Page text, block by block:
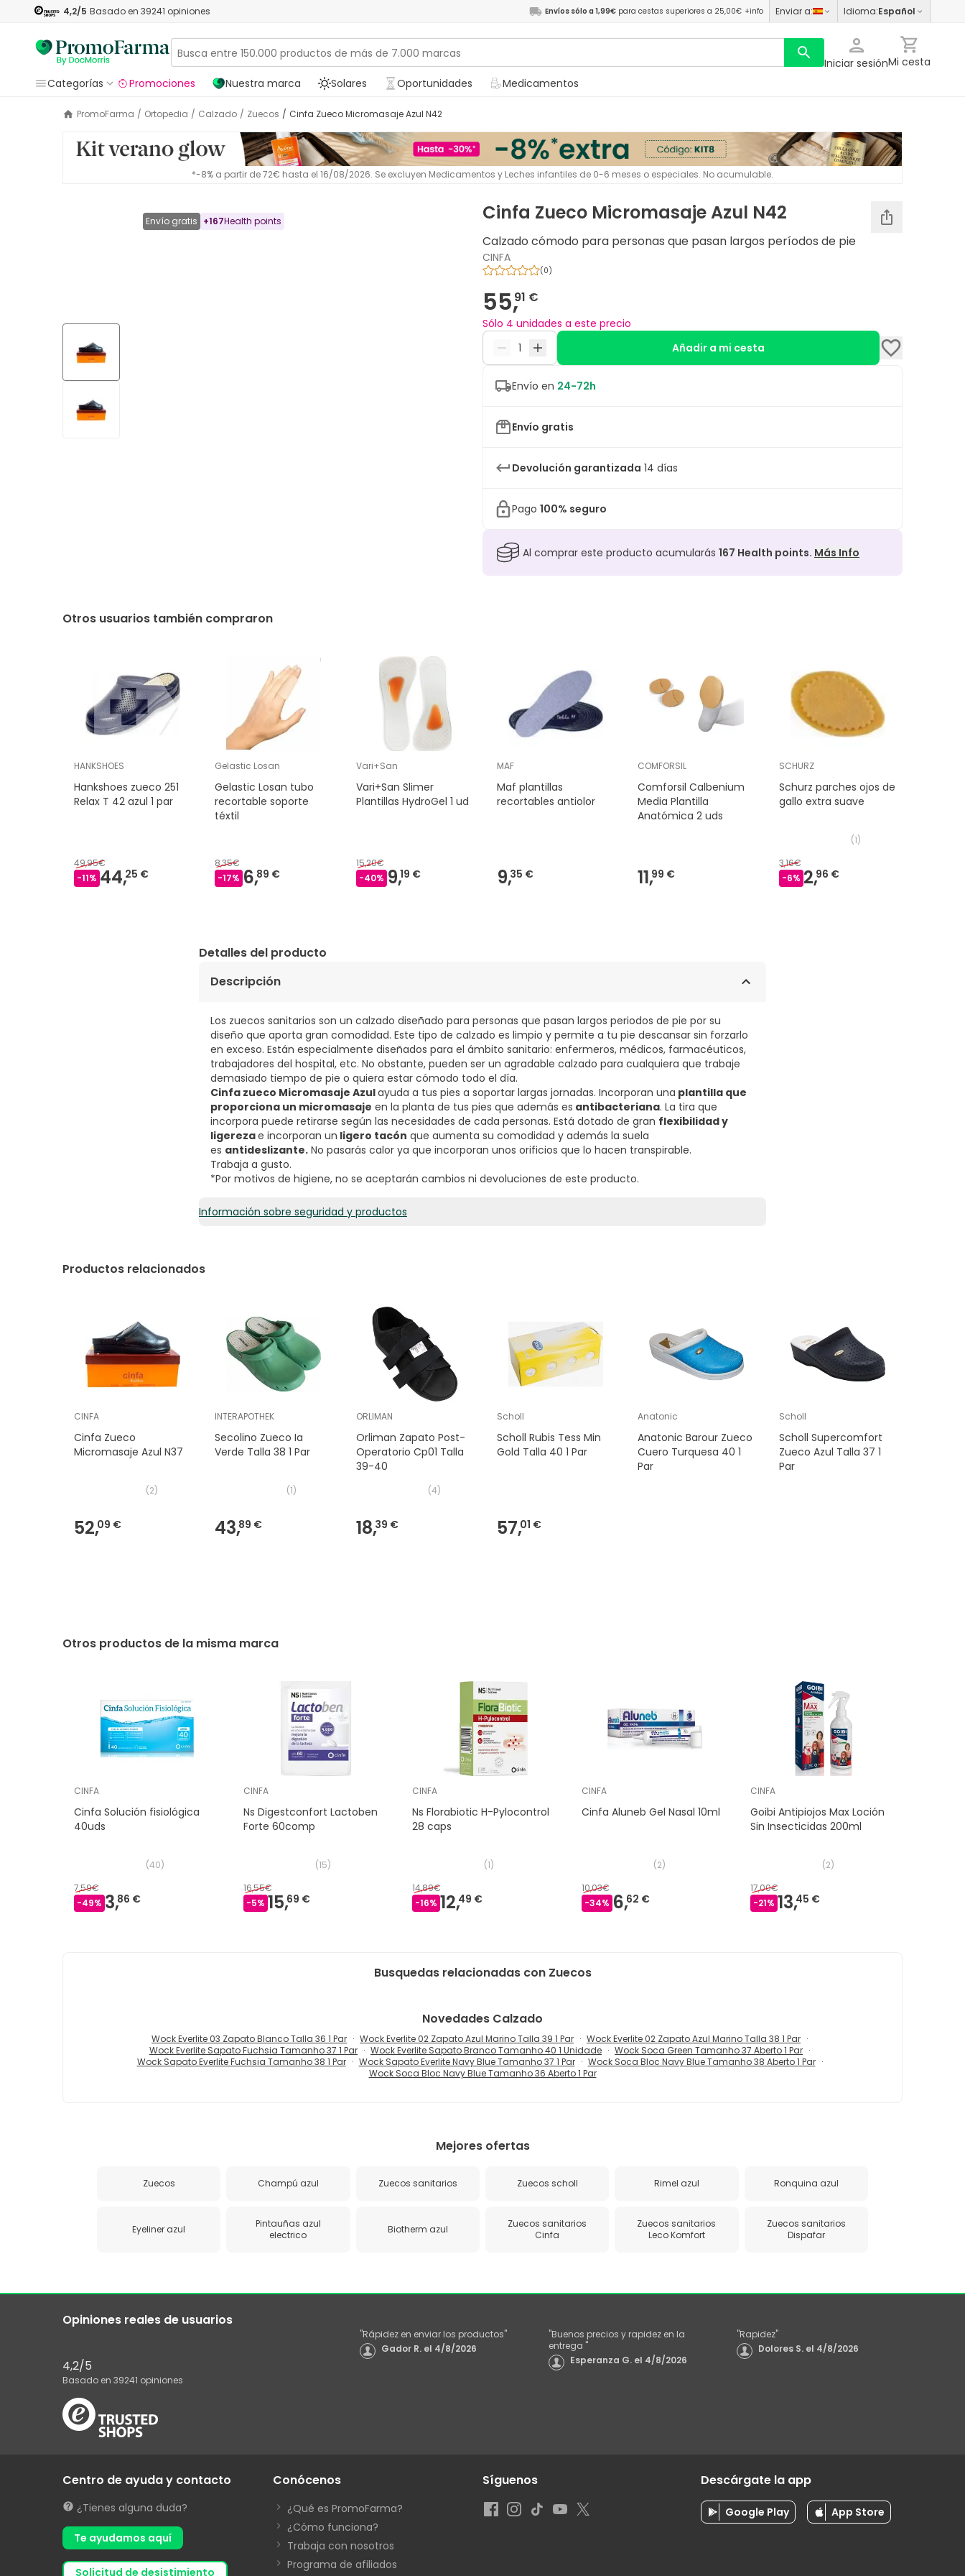
4,2/5 Basado en 39241 opiniones Envíos sólo a 1,99€ para cestas superiores a 25,00€ +info Enviar a: Idioma:Español
Iniciar sesiónMi cesta
Categorías
Promociones Nuestra marca Solares Oportunidades Medicamentos
PromoFarma / Ortopedia / Calzado / Zuecos / Cinfa Zueco Micromasaje Azul N42
*-8% a partir de 72€ hasta el 16/08/2026. Se excluyen Medicamentos y Leches infantiles de 0-6 meses o especiales. No acumulable.
Envío gratis +167Health points Cinfa Zueco Micromasaje Azul N42
Calzado cómodo para personas que pasan largos períodos de pie
CINFA
(0)
55,91 €
Sólo 4 unidades a este precio
Añadir a mi cesta
Envío en 24-72h
Envío gratis
Devolución garantizada 14 días
Pago 100% seguro
Al comprar este producto acumularás 167 Health points. Más Info
Otros usuarios también compraron
HANKSHOES
Hankshoes zueco 251
Relax T 42 azul 1 par
49,95€
-11% 44,25 €
Gelastic Losan
Gelastic Losan tubo
recortable soporte
téxtil
8,35€
-17% 6,89 €
Vari+San
Vari+San Slimer
Plantillas HydroGel 1 ud
15,20€
-40% 9,19 €
MAF
Maf plantillas
recortables antiolor
9,35 €
COMFORSIL
Comforsil Calbenium
Media Plantilla
Anatómica 2 uds
11,99 €
SCHURZ
Schurz parches ojos de
gallo extra suave
(1)
3,16€
-6% 2,96 €
Detalles del producto
Descripción
Los zuecos sanitarios son un calzado diseñado para personas que pasan largos periodos de pie por su
diseño que aporta gran comodidad. Este tipo de calzado es limpio y permite a tu pie descansar sin forzarlo
en exceso. Están especialmente diseñados para el ámbito sanitario: enfermeros, médicos, farmacéuticos,
trabajadores del hospital, etc. No obstante, pueden ser un agradable calzado para cualquiera que trabaje
demasiado tiempo de pie o quiera estar cómodo todo el día.
Cinfa zueco Micromasaje Azulayuda a tus pies a soportar largas jornadas. Incorporan una plantilla que
proporciona un micromasaje en la planta de tus pies que además es antibacteriana. La tira que
incorpora puede retirarse según las necesidades de cada personas. Está dotado de gran flexibilidad y
ligerezae incorporan un ligero tacón que aumenta su comodidad y además la suela
es antideslizante. No pasarás calor ya que incorporan unos orificios que lo hacen transpirable.
Trabaja a gusto.
*Por motivos de higiene, no se aceptarán cambios ni devoluciones de este producto.
Información sobre seguridad y productos
Productos relacionados
CINFA
Cinfa Zueco
Micromasaje Azul N37
(2)
52,09 €
INTERAPOTHEK
Secolino Zueco Ia
Verde Talla 38 1 Par
(1)
43,89 €
ORLIMAN
Orliman Zapato Post-
Operatorio Cp01 Talla
39-40
(4)
18,39 €
Scholl
Scholl Rubis Tess Min
Gold Talla 40 1 Par
57,01 €
Anatonic
Anatonic Barour Zueco
Cuero Turquesa 40 1
Par
Scholl
Scholl Supercomfort
Zueco Azul Talla 37 1
Par
Otros productos de la misma marca
CINFA
Cinfa Solución fisiológica
40uds
(40)
7,59€
-49% 3,86 €
CINFA
Ns Digestconfort Lactoben
Forte 60comp
(15)
16,55€
-5% 15,69 €
CINFA
Ns Florabiotic H-Pylocontrol
28 caps
(1)
14,89€
-16% 12,49 €
CINFA
Cinfa Aluneb Gel Nasal 10ml
(2)
10,03€
-34% 6,62 €
CINFA
Goibi Antipiojos Max Loción
Sin Insecticidas 200ml
(2)
17,00€
-21% 13,45 €
Busquedas relacionadas con Zuecos
Novedades Calzado
Wock Everlite 03 Zapato Blanco Talla 36 1 Par Wock Everlite 02 Zapato Azul Marino Talla 39 1 Par
Wock Everlite 02 Zapato Azul Marino Talla 38 1 Par
Wock Everlite Sapato Fuchsia Tamanho 37 1 Par
Wock Everlite Sapato Branco Tamanho 40 1 Unidade
Wock Soca Green Tamanho 37 Aberto 1 Par
Wock Sapato Everlite Fuchsia Tamanho 38 1 Par
Wock Sapato Everlite Navy Blue Tamanho 37 1 Par
Wock Soca Bloc Navy Blue Tamanho 38 Aberto 1 Par
Wock Soca Bloc Navy Blue Tamanho 36 Aberto 1 Par
Mejores ofertas
Zuecos Champú azul Zuecos sanitarios Zuecos scholl Rimel azul Ronquina azul
Eyeliner azul
Pintauñas azul
electrico
Biotherm azul
Zuecos sanitarios
Cinfa
Zuecos sanitarios
Leco Komfort
Zuecos sanitarios
Dispafar
Opiniones reales de usuarios
4,2/5
Basado en 39241 opiniones
"Rápidez en enviar los productos"
Gador R. el 4/8/2026
"Buenos precios y rapidez en la
entrega "
Esperanza G. el 4/8/2026
"Rapidez"
Dolores S. el 4/8/2026
Centro de ayuda y contacto
¿Tienes alguna duda?
Te ayudamos aquí
solicitud de desistimiento
Conócenos
¿Qué es PromoFarma?
¿Cómo funciona?
Trabaja con nosotros
Programa de afiliados
Síguenos Descárgate la app
Google Play App Store